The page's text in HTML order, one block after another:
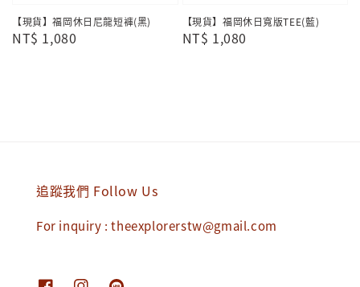
【現貨】福岡休日尼龍短褲(黑)
Regular
NT$ 1,080
【現貨】福岡休日寬版TEE(藍)
Regular
NT$ 1,080
追蹤我們 Follow Us
For inquiry : theexplorerstw@gmail.com